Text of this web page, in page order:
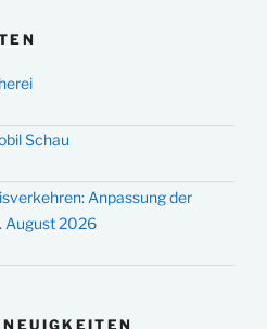
Schau
Anpassung der
August 2026